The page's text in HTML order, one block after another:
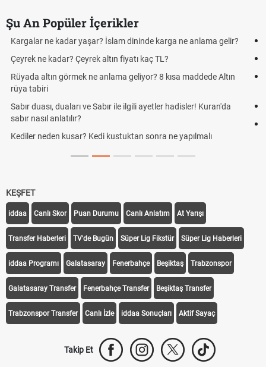
Şu An Popüler İçerikler
Futbolda ofsayt nedir? Ofsayt nasıl anlatılır?
Kravat nasıl bağlanır? En kolay kravat bağlama yöntemi
Cemre düştü mü? Kış cemresi ne zaman düşer? Cemre düştü ne
demek
Rüyada kedi görmek en anlama geliyor? Kedi rüya tabiri
Evde çilek reçeli nasıl yapılır? Kimsenin bilmediği farklı çilek reçeli
tarifi
KEŞFET
iddaa Canlı Skor Puan Durumu Canlı Anlatım At Yarışı
Transfer Haberleri TV'de Bugün Süper Lig Fikstür Süper Lig Haberleri
iddaa Programı Galatasaray Fenerbahçe Beşiktaş Trabzonspor
Galatasaray Transfer Fenerbahçe Transfer Beşiktaş Transfer
Trabzonspor Transfer Canlı İzle iddaa Sonuçları Aktif Sayaç
Takip Et